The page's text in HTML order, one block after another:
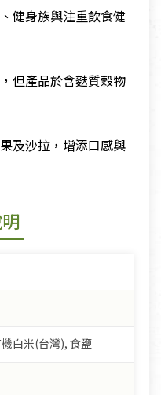
健身族與注重飲食健
但產品於含麩質穀物
及沙拉，增添口感與
白米(台灣), 食鹽